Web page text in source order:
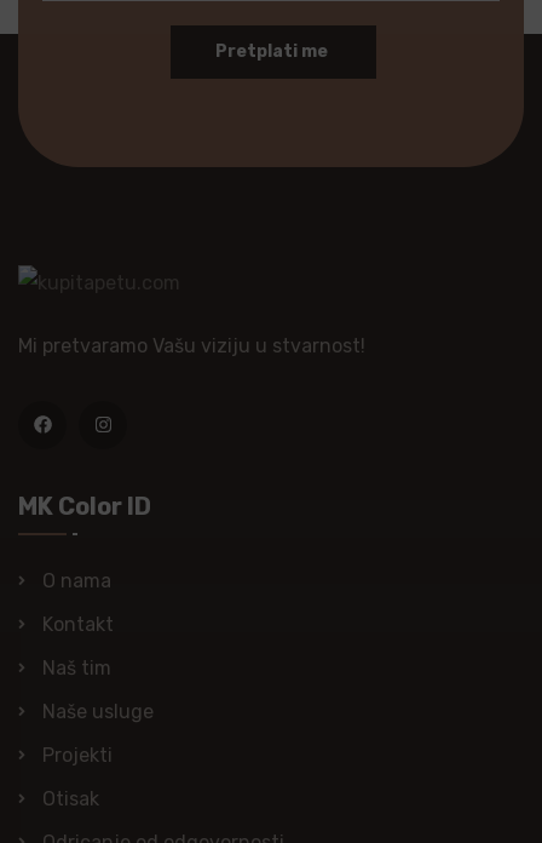
Pretplati me
Mi pretvaramo Vašu viziju u stvarnost!
MK Color ID
O nama
Kontakt
Naš tim
Naše usluge
Projekti
Otisak